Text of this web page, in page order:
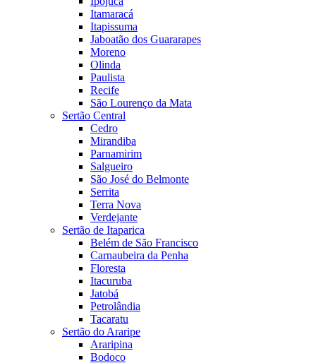
Itamaracá
Itapissuma
Jaboatão dos Guararapes
Moreno
Olinda
Paulista
Recife
São Lourenço da Mata
Sertão Central
Cedro
Mirandiba
Parnamirim
Salgueiro
São José do Belmonte
Serrita
Terra Nova
Verdejante
Sertão de Itaparica
Belém de São Francisco
Carnaubeira da Penha
Floresta
Itacuruba
Jatobá
Petrolândia
Tacaratu
Sertão do Araripe
Araripina
Bodoco